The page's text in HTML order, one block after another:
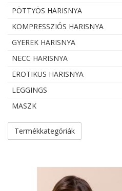
PÖTTYÖS HARISNYA
KOMPRESSZIÓS HARISNYA
GYEREK HARISNYA
NECC HARISNYA
EROTIKUS HARISNYA
LEGGINGS
MASZK
Termékkategóriák